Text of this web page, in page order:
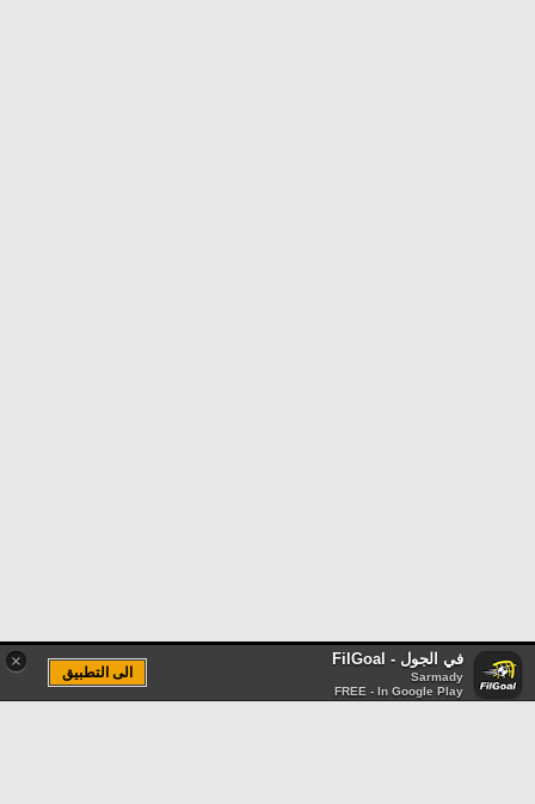
× في الجول - FilGoal
Sarmady
FREE - In Google Play
الى التطبيق